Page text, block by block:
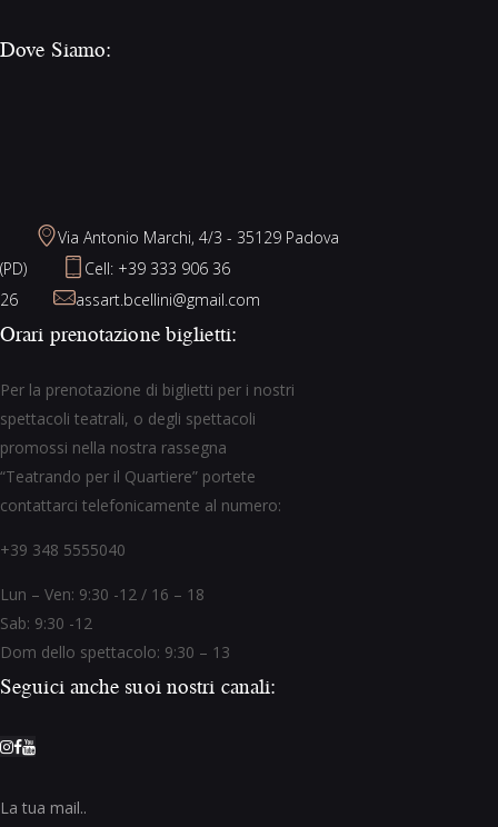
Dove Siamo:
Via Antonio Marchi, 4/3 - 35129 Padova
(PD)
Cell: +39 333 906 36
26
assart.bcellini@gmail.com
Orari prenotazione biglietti:
Per la prenotazione di biglietti per i nostri
spettacoli teatrali, o degli spettacoli
promossi nella nostra rassegna
“Teatrando per il Quartiere” portete
contattarci telefonicamente al numero:
+39 348 5555040
Lun – Ven: 9:30 -12 / 16 – 18
Sab: 9:30 -12
Dom dello spettacolo: 9:30 – 13
Seguici anche suoi nostri canali: